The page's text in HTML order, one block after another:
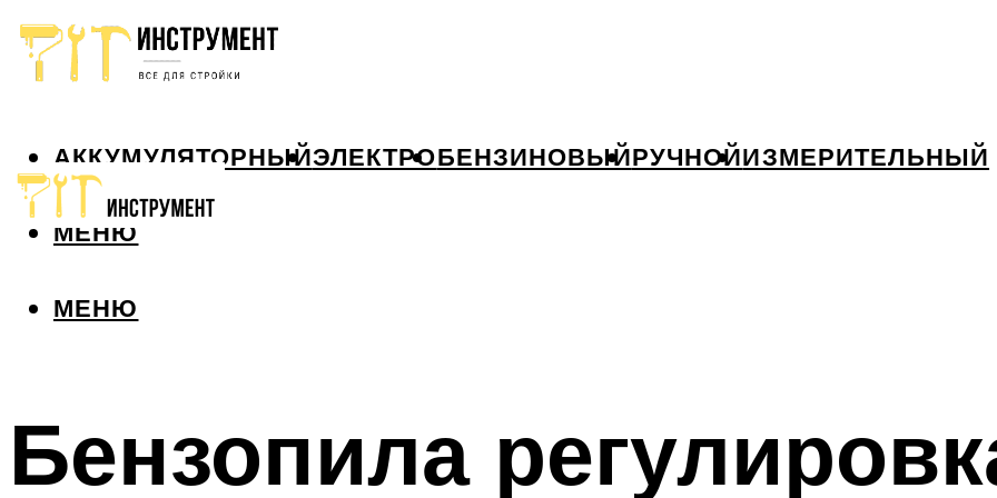
АККУМУЛЯТОРНЫЙЭЛЕКТРОБЕНЗИНОВЫЙРУЧНОЙИЗМЕРИТЕЛЬНЫЙ
МЕНЮ
МЕНЮ
Бензопила